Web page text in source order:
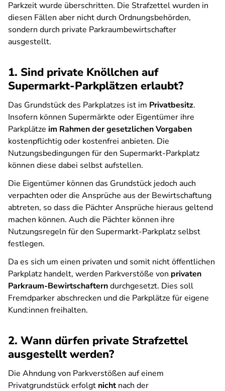
Parkzeit wurde überschritten. Die Strafzettel wurden in
diesen Fällen aber nicht durch Ordnungsbehörden,
sondern durch private Parkraumbewirtschafter
ausgestellt.
1. Sind private Knöllchen auf
Supermarkt-Parkplätzen erlaubt?
Das Grundstück des Parkplatzes ist im Privatbesitz.
Insofern können Supermärkte oder Eigentümer ihre
Parkplätze im Rahmen der gesetzlichen Vorgaben
kostenpflichtig oder kostenfrei anbieten. Die
Nutzungsbedingungen für den Supermarkt-Parkplatz
können diese dabei selbst aufstellen.
Die Eigentümer können das Grundstück jedoch auch
verpachten oder die Ansprüche aus der Bewirtschaftung
abtreten, so dass die Pächter Ansprüche hieraus geltend
machen können. Auch die Pächter können ihre
Nutzungsregeln für den Supermarkt-Parkplatz selbst
festlegen.
Da es sich um einen privaten und somit nicht öffentlichen
Parkplatz handelt, werden Parkverstöße von privaten
Parkraum-Bewirtschafterndurchgesetzt. Dies soll
Fremdparker abschrecken und die Parkplätze für eigene
Kund:innen freihalten.
2. Wann dürfen private Strafzettel
ausgestellt werden?
Die Ahndung von Parkverstößen auf einem
Privatgrundstück erfolgt nichtnach der